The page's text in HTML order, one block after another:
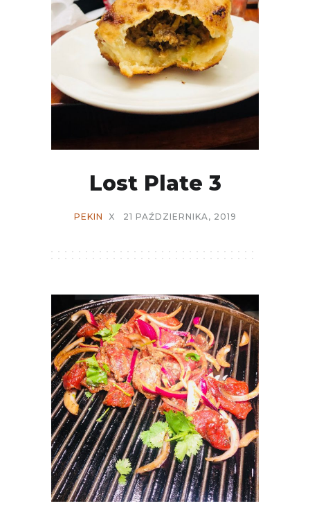
Lost Plate 3
PEKIN X 21 PAŹDZIERNIKA, 2019